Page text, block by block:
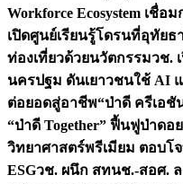
Workforce Ecosystem เชื่
เปิดศูนย์เรียนรู้โดรนที่อุทัย
ท่องเที่ยวด้วยนวัตกรรมวช.
นครปฐม ดันเยาวชนใช้ AI
ต่อยอดสู่อาชีพ“ป่าดี ครีเอชั
“ป่าดี Together” ฟื้นฟูป่าดอ
วิทยาศาสตร์พรีเมียม ตอบโ
ESGวช. ผนึก สทนช.-สอศ.